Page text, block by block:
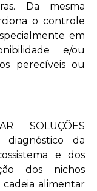
Da mesma
o controle
em
e/ou
perecíveis ou
SOLUÇÕES
diagnóstico da
e dos
dos nichos
alimentar